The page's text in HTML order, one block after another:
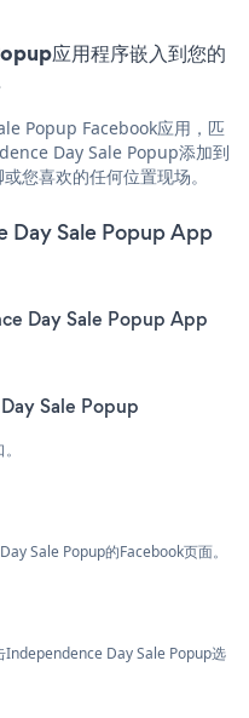
应用程序嵌入到您的
Popup Facebook应用，匹
Day Sale Popup添加到
您喜欢的任何位置现场。
Day Sale Popup App
Day Sale Popup App
Sale Popup
Sale Popup的Facebook页面。
Independence Day Sale Popup选